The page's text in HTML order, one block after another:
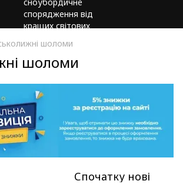
шоломи
шоломи
Спочатку нові